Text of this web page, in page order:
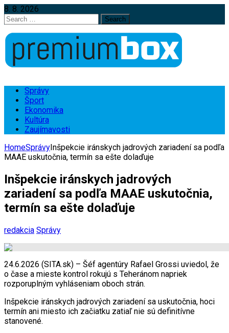
8. 8. 2026
Search
for:
Správy
Šport
Ekonomika
Kultúra
Zaujímavosti
HomeSprávyInšpekcie iránskych jadrových zariadení sa podľa
MAAE uskutočnia, termín sa ešte dolaďuje
Inšpekcie iránskych jadrových
zariadení sa podľa MAAE uskutočnia,
termín sa ešte dolaďuje
redakcia Správy
24.6.2026 (SITA.sk) – Šéf agentúry Rafael Grossi uviedol, že
o čase a mieste kontrol rokujú s Teheránom napriek
rozporuplným vyhláseniam oboch strán.
Inšpekcie iránskych jadrových zariadení sa uskutočnia, hoci
termín ani miesto ich začiatku zatiaľ nie sú definitívne
stanovené.